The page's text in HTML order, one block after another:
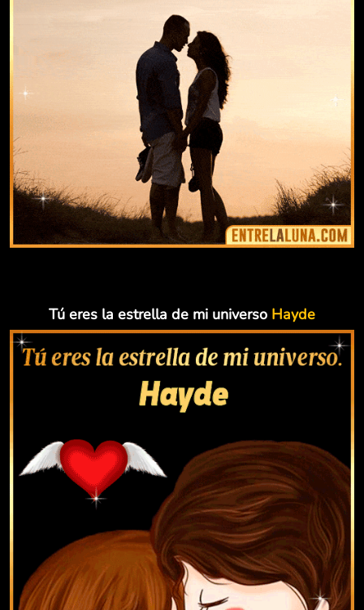
Tú eres la estrella de mi universo Hayde